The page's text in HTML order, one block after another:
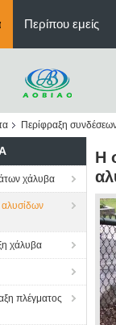
Περίπου εμείς
Περίφραξη
χάλυβα
χάλυβα
πλέγματος
Η